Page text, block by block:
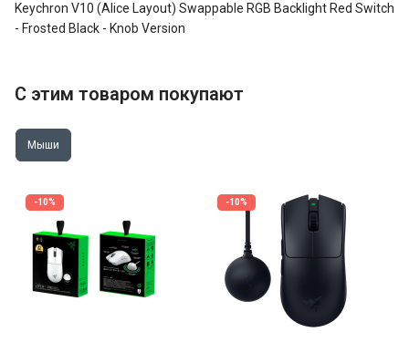
Keychron V10 (Alice Layout) Swappable RGB Backlight Red Switch
- Frosted Black - Knob Version
С этим товаром покупают
Мыши
-10% -10%